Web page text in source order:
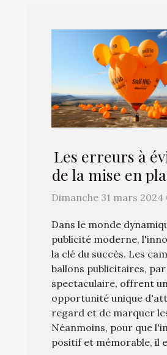
Les erreurs à
de la mise en
campagne de
Dimanche 31 mars 2024
Dans le monde
publicité moderne,
la clé du succès. Les
ballons publicitaires,
spectaculaire, offrent
opportunité unique
regard et de marquer
Néanmoins, pour que
positif et mémorable, il